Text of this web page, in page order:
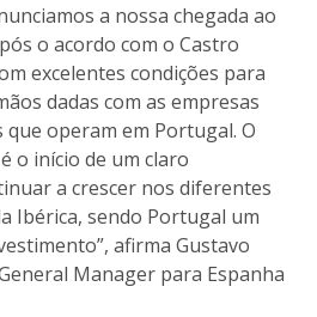
a nossa chegada ao
o acordo com o Castro
excelentes condições para
dadas com as empresas
operam em Portugal. O
o início de um claro
a crescer nos diferentes
Ibérica, sendo Portugal um
afirma Gustavo
Manager para Espanha